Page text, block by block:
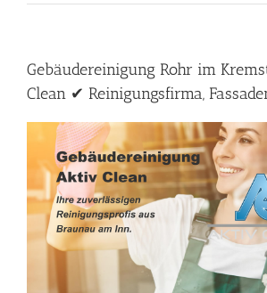
Gebäudereinigung Rohr im
Clean ✔ Reinigungsfirma,